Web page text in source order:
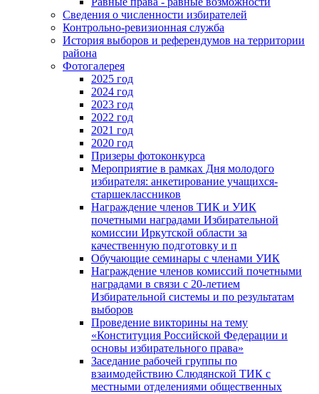
Сведения о численности избирателей
Контрольно-ревизионная служба
История выборов и референдумов на территории
района
Фотогалерея
2025 год
2024 год
2023 год
2022 год
2021 год
2020 год
Призеры фотоконкурса
Мероприятие в рамках Дня молодого
избирателя: анкетирование учащихся-
старшеклассников
Награждение членов ТИК и УИК
почетными наградами Избирательной
комиссии Иркутской области за
качественную подготовку и п
Обучающие семинары с членами УИК
Награждение членов комиссий почетными
наградами в связи с 20-летием
Избирательной системы и по результатам
выборов
Проведение викторины на тему
«Конституция Российской Федерации и
основы избирательного права»
Заседание рабочей группы по
взаимодействию Слюдянской ТИК с
местными отделениями общественных